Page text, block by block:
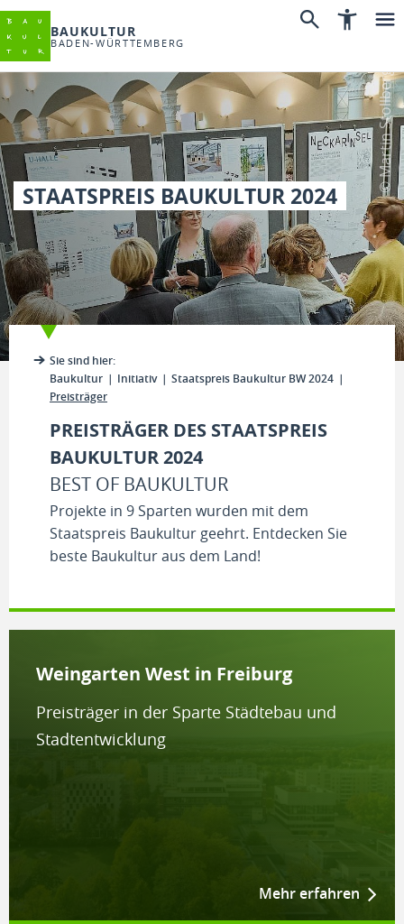
BAUKULTUR
BADEN-WÜRTTEMBERG
STAATSPREIS BAUKULTUR 2024
© Martin Stollberg
Sie sind hier:
Baukultur
Initiativ
Staatspreis Baukultur BW 2024
Preisträger
PREISTRÄGER DES STAATSPREIS
BAUKULTUR 2024
BEST OF BAUKULTUR
Projekte in 9 Sparten wurden mit dem
Staatspreis Baukultur geehrt. Entdecken Sie
beste Baukultur aus dem Land!
Weingarten West in Freiburg
Preisträger in der Sparte Städtebau und
Stadtentwicklung
Mehr erfahren